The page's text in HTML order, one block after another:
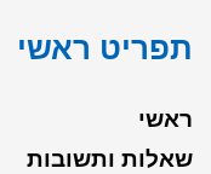
תפריט ראשי
ראשי
שאלות ותשובות